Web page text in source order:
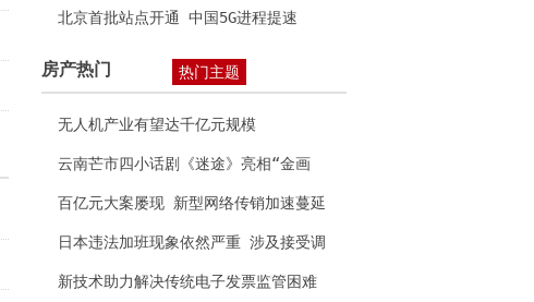
在
北京首批站点开通 中国5G进程提速
房产热门 热门主题
无人机产业有望达千亿元规模
云南芒市四小话剧《迷途》亮相“金画
眉”全国儿童戏剧教育成果展获好评
百亿元大案屡现 新型网络传销加速蔓延
日本违法加班现象依然严重 涉及接受调
查的半数单位
新技术助力解决传统电子发票监管困难